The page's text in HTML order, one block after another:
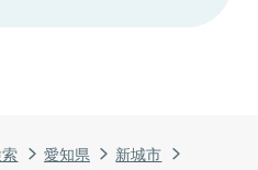
愛知県
新城市